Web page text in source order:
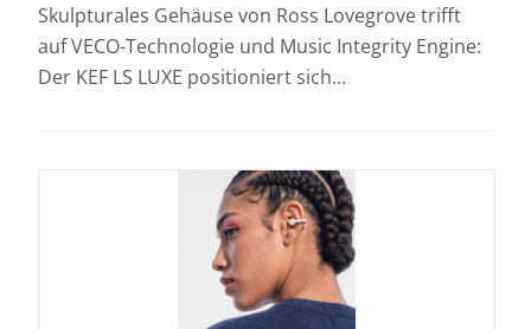
Skulpturales Gehäuse von Ross Lovegrove trifft
auf VECO-Technologie und Music Integrity Engine:
Der KEF LS LUXE positioniert sich...